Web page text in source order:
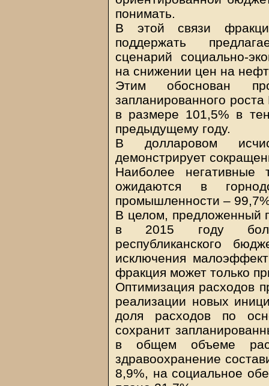
понимать.
В этой связи
поддержать
сценарий социально-
на снижении цен на
Этим обоснован
запланированного
в размере 101,5% в
предыдущему году.
В долларовом
демонстрирует
Наиболее
ожидаются в
промышленности –
В целом, предложенный
в 2015 году
республиканского
исключения
фракция может только
Оптимизация расходов
реализации новых
доля расходов по
сохранит
в общем объеме
здравоохранение
8,9%, на социальное